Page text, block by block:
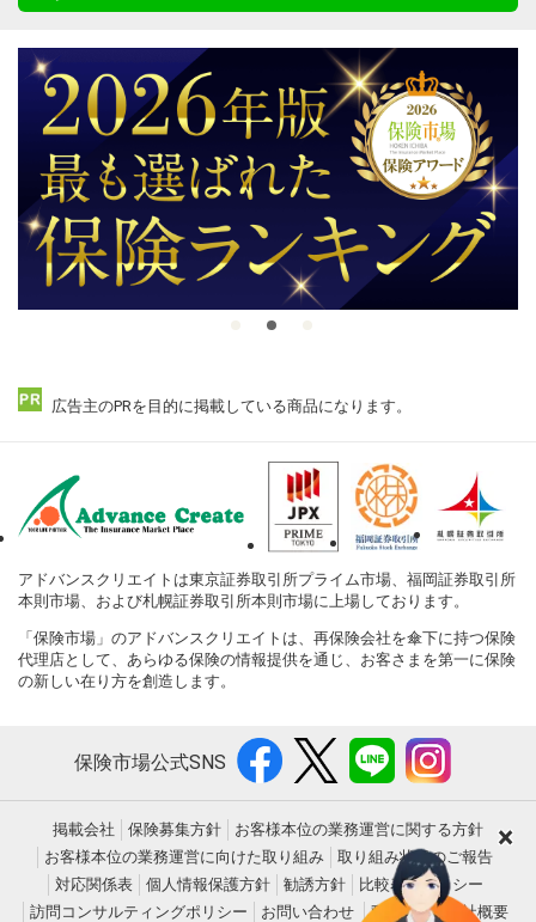
×
広告主のPRを目的に掲載している商品になります。
アドバンスクリエイトは東京証券取引所プライム市場、福岡証券取引所
本則市場、および札幌証券取引所本則市場に上場しております。
「保険市場」のアドバンスクリエイトは、再保険会社を傘下に持つ保険
代理店として、あらゆる保険の情報提供を通じ、お客さまを第一に保険
の新しい在り方を創造します。
保険市場公式SNS
掲載会社 保険募集方針
お客様本位の業務運営に関する方針
お客様本位の業務運営に向けた取り組み
取り組み状況のご報告
対応関係表
個人情報保護方針 勧誘方針
比較表示ポリシー
訪問コンサルティングポリシー
お問い合わせ 動作環境 会社概要